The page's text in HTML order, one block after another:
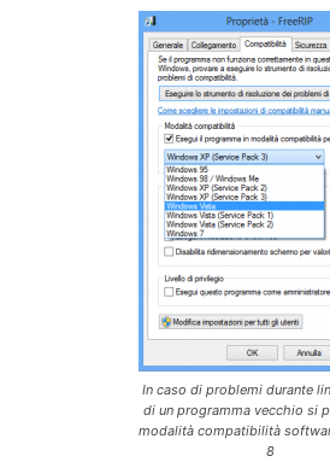
In caso di problemi durante
di un programma vecchio si
modalità compatibilità
8